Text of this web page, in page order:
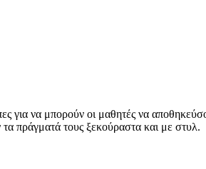
για να μπορούν οι μαθητές να
τα πράγματά τους ξεκούραστα και με στυλ.